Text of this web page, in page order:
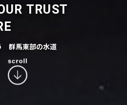
TRUST
群馬東部の水道